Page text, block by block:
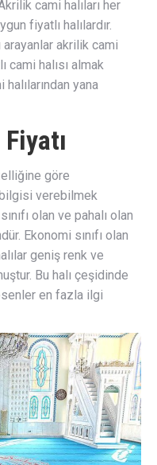
cami halıları her
fiyatlı halılardır.
arayanlar akrilik cami
cami halısı almak
yana
göre
verebilmek
olan ve pahalı olan
Ekonomi sınıfı olan
geniş renk ve
Bu halı çeşidinde
en fazla ilgi